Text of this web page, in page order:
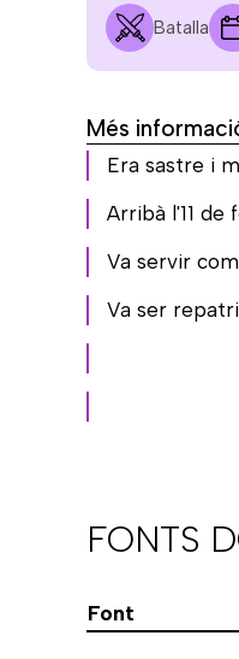
Batalla
Més
Era sastre i
Arribà l'11 de
Va servir
Va ser
FONTS
Font